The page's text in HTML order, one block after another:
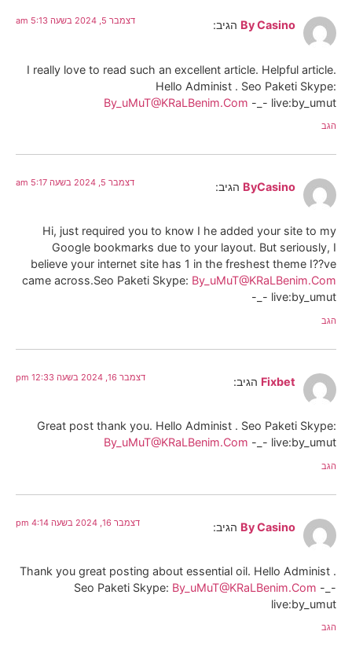
By Casino הגיב: דצמבר 5, 2024 בשעה 5:13 am
I really love to read such an excellent article. Helpful article.
Hello Administ . Seo Paketi Skype:
By_uMuT@KRaLBenim.Com -_- live:by_umut
הגב
ByCasino הגיב: דצמבר 5, 2024 בשעה 5:17 am
Hi, just required you to know I he added your site to my
Google bookmarks due to your layout. But seriously, I
believe your internet site has 1 in the freshest theme I??ve
came across.Seo Paketi Skype: By_uMuT@KRaLBenim.Com
-_- live:by_umut
הגב
Fixbet הגיב: דצמבר 16, 2024 בשעה 12:33 pm
Great post thank you. Hello Administ . Seo Paketi Skype:
By_uMuT@KRaLBenim.Com -_- live:by_umut
הגב
By Casino הגיב: דצמבר 16, 2024 בשעה 4:14 pm
Thank you great posting about essential oil. Hello Administ .
Seo Paketi Skype: By_uMuT@KRaLBenim.Com -_-
live:by_umut
הגב